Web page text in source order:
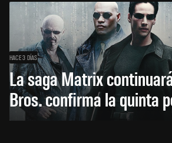
HACE 3 DÍAS
La saga Matrix
Bros. confirma la quinta